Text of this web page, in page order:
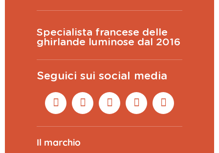
Specialista francese delle
ghirlande luminose dal 2016
Seguici sui social media
Il marchio